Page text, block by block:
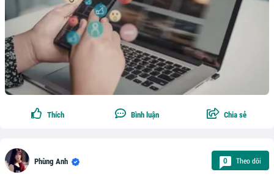
Thích Bình luận Chia sẻ
Phùng Anh 0 Theo dõi